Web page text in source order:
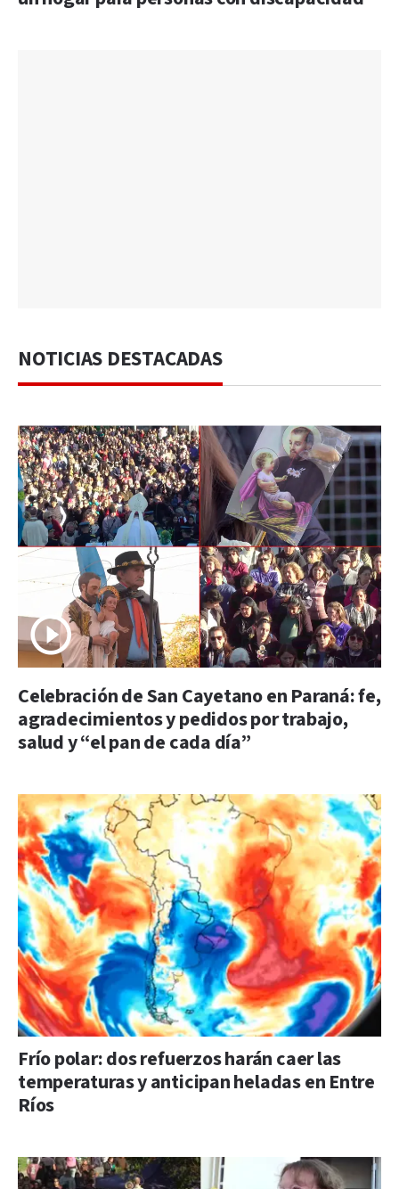
NOTICIAS DESTACADAS
Celebración de San Cayetano en Paraná: fe,
agradecimientos y pedidos por trabajo,
salud y “el pan de cada día”
Frío polar: dos refuerzos harán caer las
temperaturas y anticipan heladas en Entre
Ríos